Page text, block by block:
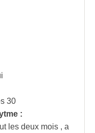
30
:
les deux mois , a